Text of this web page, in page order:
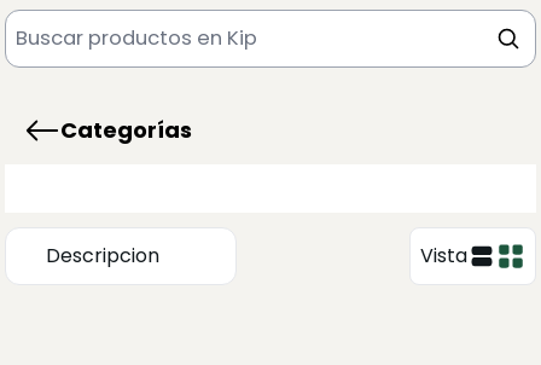
Categorías
Descripcion Vista